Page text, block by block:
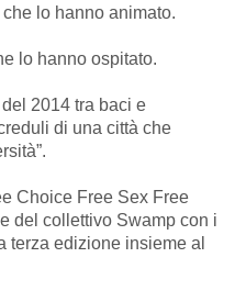
lo hanno animato.
lo hanno ospitato.
2014 tra baci e
di una città che
Choice Free Sex Free
del collettivo Swamp con i
terza edizione insieme al